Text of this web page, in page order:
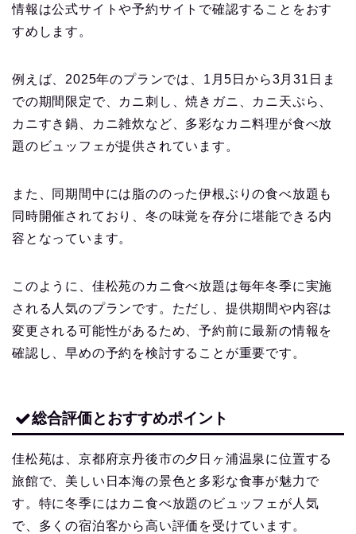
情報は公式サイトや予約サイトで確認することをおす
すめします。
例えば、2025年のプランでは、1月5日から3月31日ま
での期間限定で、カニ刺し、焼きガニ、カニ天ぷら、
カニすき鍋、カニ雑炊など、多彩なカニ料理が食べ放
題のビュッフェが提供されています。
また、同期間中には脂ののった伊根ぶりの食べ放題も
同時開催されており、冬の味覚を存分に堪能できる内
容となっています。
このように、佳松苑のカニ食べ放題は毎年冬季に実施
される人気のプランです。ただし、提供期間や内容は
変更される可能性があるため、予約前に最新の情報を
確認し、早めの予約を検討することが重要です。
総合評価とおすすめポイント
佳松苑は、京都府京丹後市の夕日ヶ浦温泉に位置する
旅館で、美しい日本海の景色と多彩な食事が魅力で
す。特に冬季にはカニ食べ放題のビュッフェが人気
で、多くの宿泊客から高い評価を受けています。